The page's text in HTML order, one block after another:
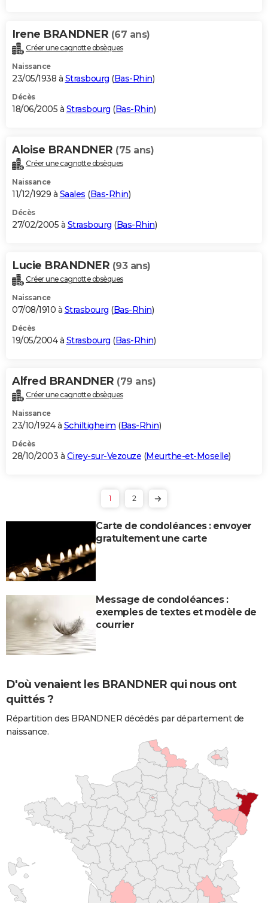
Irene BRANDNER (67 ans)
Créer une cagnotte obsèques
Naissance
23/05/1938 à Strasbourg (Bas-Rhin)
Décès
18/06/2005 à Strasbourg (Bas-Rhin)
Aloise BRANDNER (75 ans)
Créer une cagnotte obsèques
Naissance
11/12/1929 à Saales (Bas-Rhin)
Décès
27/02/2005 à Strasbourg (Bas-Rhin)
Lucie BRANDNER (93 ans)
Créer une cagnotte obsèques
Naissance
07/08/1910 à Strasbourg (Bas-Rhin)
Décès
19/05/2004 à Strasbourg (Bas-Rhin)
Alfred BRANDNER (79 ans)
Créer une cagnotte obsèques
Naissance
23/10/1924 à Schiltigheim (Bas-Rhin)
Décès
28/10/2003 à Cirey-sur-Vezouze (Meurthe-et-Moselle)
1 2
Carte de condoléances : envoyer
gratuitement une carte
Message de condoléances :
exemples de textes et modèle de
courrier
D'où venaient les BRANDNER qui nous ont
quittés ?
Répartition des BRANDNER décédés par département de
naissance.